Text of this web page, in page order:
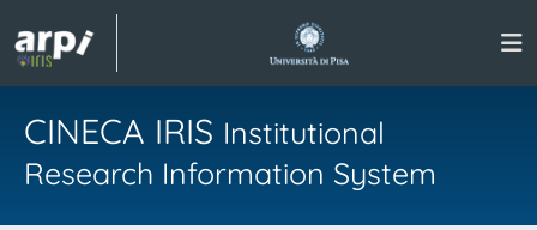
CINECA IRIS Institutional
Research Information System